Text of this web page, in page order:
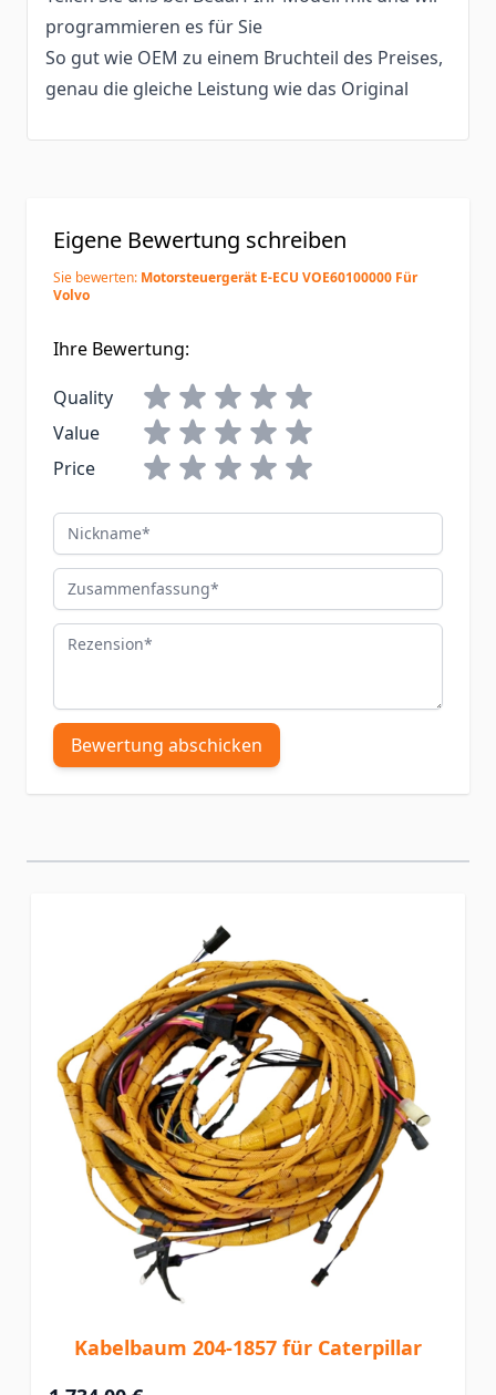
programmieren es für Sie
So gut wie OEM zu einem Bruchteil des Preises,
genau die gleiche Leistung wie das Original
Eigene Bewertung schreiben
Sie bewerten: Motorsteuergerät E-ECU VOE60100000 Für
Volvo
Ihre Bewertung:
Quality
Value
Price
Nickname
Zusammenfassung
Rezension
Bewertung abschicken
Kabelbaum 204-1857 für Caterpillar